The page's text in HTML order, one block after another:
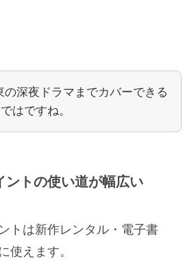
の深夜ドラマまでカバーできる
はですね。
トの使い道が幅広い
トは新作レンタル・電子書
使えます。